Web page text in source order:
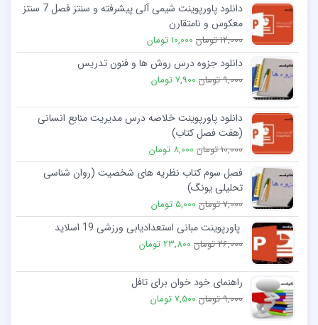
دانلود پاورپوینت شیمی آلی پیشرفته و سنتز فصل 7 سنتز
معكوس و نامتقارن
12,000 تومان 10,000 تومان
دانلود جزوه درس روش ها و فنون تدریس
9,000 تومان 7,900 تومان
دانلود پاورپوینت خلاصه درس مدیریت منابع انسانی
(هفت فصل کتاب)
10,000 تومان 8,000 تومان
فصل سوم کتاب نظریه های شخصیت (روان شناسی
تحلیلی یونگ)
7,000 تومان 5,000 تومان
پاورپوینت مبانی استعدادیابی ورزشی 19 اسلاید
26,000 تومان 23,800 تومان
راهنمای خود خوان برای تافل
9,000 تومان 7,500 تومان